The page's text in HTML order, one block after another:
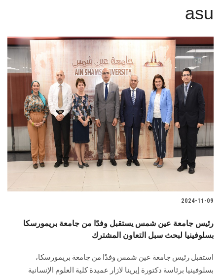
الأنظمة الذكية
الإعلام
تواصل معنا
الطلاب
هيئة التدريس
الدراسات العليا
asu
2024-11-09
رئيس جامعة عين شمس يستقبل وفدًا من جامعة بريمورسكا
بسلوفينيا لبحث سبل التعاون المشترك
استقبل رئيس جامعة عين شمس وفدًا من جامعة ‏بريمورسكا،
بسلوفينيا برئاسة دكتورة إيرينا لازار عميدة كلية العلوم الإنسانية